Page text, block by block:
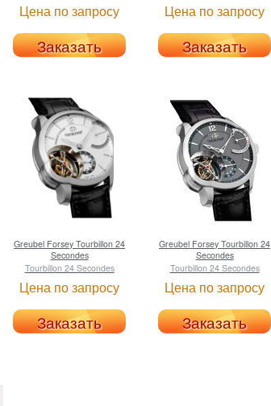
Цена по запросу
Заказать
Цена по запросу
Заказать
Greubel Forsey Tourbillon 24
Secondes
Tourbillon 24 Secondes
Цена по запросу
Заказать
Greubel Forsey Tourbillon 24
Secondes
Tourbillon 24 Secondes
Цена по запросу
Заказать